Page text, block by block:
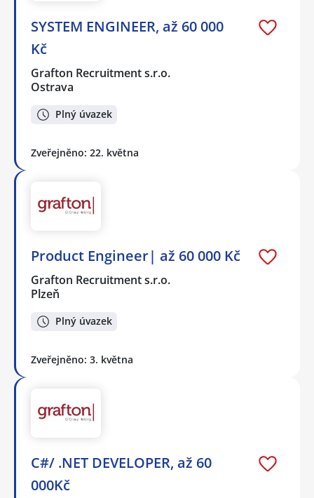
SYSTEM ENGINEER, až 60 000
Kč
Grafton Recruitment s.r.o.
Ostrava
Plný úvazek
Zveřejněno: 22. května
Product Engineer| až 60 000 Kč
Grafton Recruitment s.r.o.
Plzeň
Plný úvazek
Zveřejněno: 3. května
C#/ .NET DEVELOPER, až 60
000Kč